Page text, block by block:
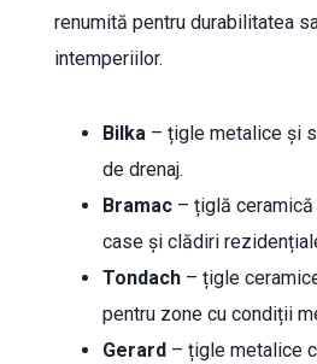
renumită pentru durabilitatea
intemperiilor.
Bilka– țigle metalice și
de drenaj.
Bramac– țiglă ceramică
case și clădiri
Tondach– țigle
pentru zone cu condiții
Gerard – țigle metalice